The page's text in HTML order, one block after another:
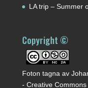
LA trip – Summer
Copyright ©
Foton tagna av
- Creative